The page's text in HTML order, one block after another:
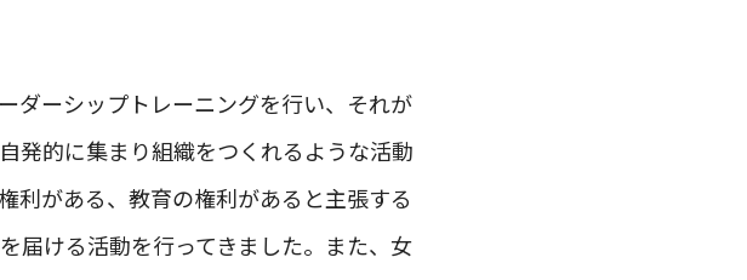
ダーシップトレーニングを行い、それが
発的に集まり組織をつくれるような活動
利がある、教育の権利があると主張する
届ける活動を行ってきました。また、女